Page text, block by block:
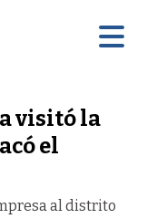
visitó la
el
al distrito